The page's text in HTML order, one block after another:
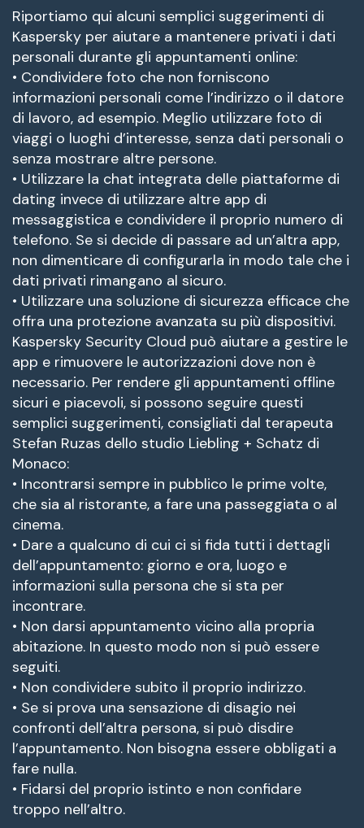
Riportiamo qui alcuni semplici suggerimenti di
Kaspersky per aiutare a mantenere privati i dati
personali durante gli appuntamenti online:
• Condividere foto che non forniscono
informazioni personali come l’indirizzo o il datore
di lavoro, ad esempio. Meglio utilizzare foto di
viaggi o luoghi d’interesse, senza dati personali o
senza mostrare altre persone.
• Utilizzare la chat integrata delle piattaforme di
dating invece di utilizzare altre app di
messaggistica e condividere il proprio numero di
telefono. Se si decide di passare ad un’altra app,
non dimenticare di configurarla in modo tale che i
dati privati rimangano al sicuro.
• Utilizzare una soluzione di sicurezza efficace che
offra una protezione avanzata su più dispositivi.
Kaspersky Security Cloud può aiutare a gestire le
app e rimuovere le autorizzazioni dove non è
necessario. Per rendere gli appuntamenti offline
sicuri e piacevoli, si possono seguire questi
semplici suggerimenti, consigliati dal terapeuta
Stefan Ruzas dello studio Liebling + Schatz di
Monaco:
• Incontrarsi sempre in pubblico le prime volte,
che sia al ristorante, a fare una passeggiata o al
cinema.
• Dare a qualcuno di cui ci si fida tutti i dettagli
dell’appuntamento: giorno e ora, luogo e
informazioni sulla persona che si sta per
incontrare.
• Non darsi appuntamento vicino alla propria
abitazione. In questo modo non si può essere
seguiti.
• Non condividere subito il proprio indirizzo.
• Se si prova una sensazione di disagio nei
confronti dell’altra persona, si può disdire
l’appuntamento. Non bisogna essere obbligati a
fare nulla.
• Fidarsi del proprio istinto e non confidare
troppo nell’altro.